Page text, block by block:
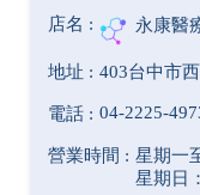
永康醫
403台中市
04-2225-
星期一
星期日